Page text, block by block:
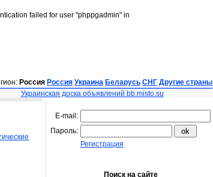
failed for user "phppgadmin" in
Россия Россия Украина Беларусь СНГ Другие страны
Украинская доска объявлений bb.misto.su
E-mail:
Пароль:
Регистрация
Поиск на сайте